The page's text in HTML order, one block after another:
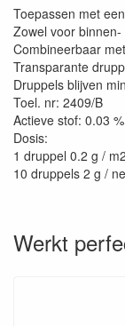
Toepassen met
Zowel voor binnen-
Combineerbaar
Transparante
Druppels blijven
Toel. nr: 2409/B
Actieve stof: 0.03
Dosis:
1 druppel 0.2 g /
10 druppels 2 g /
Werkt